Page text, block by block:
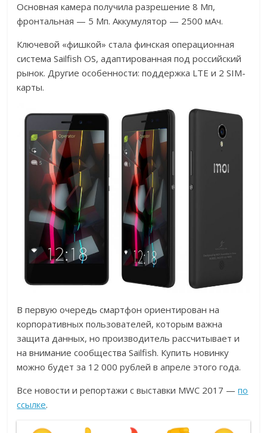
Основная камера получила разрешение 8 Мп,
фронтальная — 5 Мп. Аккумулятор — 2500 мАч.
Ключевой «фишкой» стала финская операционная
система Sailfish OS, адаптированная под российский
рынок. Другие особенности: поддержка LTE и 2 SIM-
карты.
В первую очередь смартфон ориентирован на
корпоративных пользователей, которым важна
защита данных, но производитель рассчитывает и
на внимание сообщества Sailfish. Купить новинку
можно будет за 12 000 рублей в апреле этого года.
Все новости и репортажи с выставки MWC 2017 —по
ссылке.